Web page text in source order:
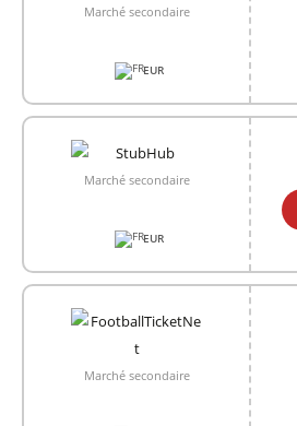
Marché secondaire
EUR
Marché secondaire
EUR
Marché secondaire